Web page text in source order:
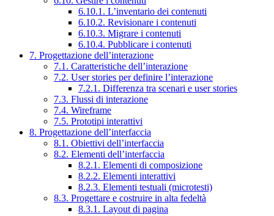
6.10.1. L’inventario dei contenuti
6.10.2. Revisionare i contenuti
6.10.3. Migrare i contenuti
6.10.4. Pubblicare i contenuti
7. Progettazione dell’interazione
7.1. Caratteristiche dell’interazione
7.2. User stories per definire l’interazione
7.2.1. Differenza tra scenari e user stories
7.3. Flussi di interazione
7.4. Wireframe
7.5. Prototipi interattivi
8. Progettazione dell’interfaccia
8.1. Obiettivi dell’interfaccia
8.2. Elementi dell’interfaccia
8.2.1. Elementi di composizione
8.2.2. Elementi interattivi
8.2.3. Elementi testuali (microtesti)
8.3. Progettare e costruire in alta fedeltà
8.3.1. Layout di pagina